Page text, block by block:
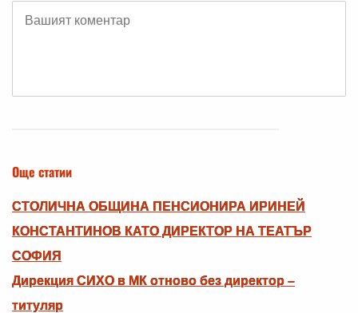
Още статии
СТОЛИЧНА ОБЩИНА ПЕНСИОНИРА ИРИНЕЙ
КОНСТАНТИНОВ КАТО ДИРЕКТОР НА ТЕАТЪР
СОФИЯ
Дирекция СИХО в МК отново без директор –
титуляр